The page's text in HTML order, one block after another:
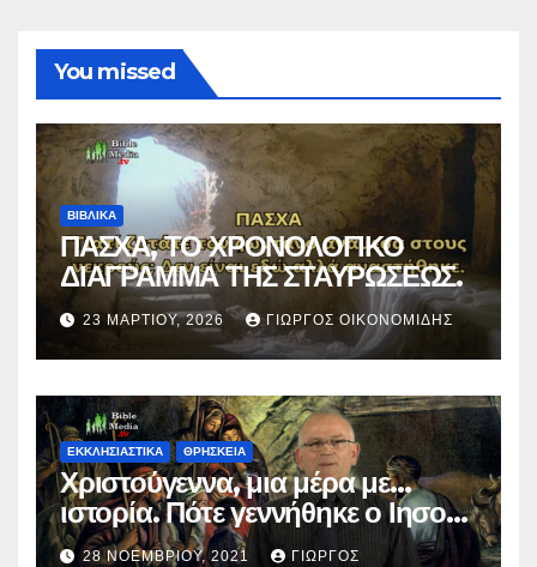
You missed
ΒΙΒΛΙΚΑ
ΠΑΣΧΑ, ΤΟ ΧΡΟΝΟΛΟΓΙΚΟ
ΔΙΑΓΡΑΜΜΑ ΤΗΣ ΣΤΑΥΡΩΣΕΩΣ.
23 ΜΑΡΤΊΟΥ, 2026 ΓΙΏΡΓΟΣ ΟΙΚΟΝΟΜΊΔΗΣ
ΕΚΚΛΗΣΙΑΣΤΙΚΑ ΘΡΗΣΚΕΙΑ
Χριστούγεννα, μια μέρα με…
ιστορία. Πότε γεννήθηκε ο Ιησούς
Χριστός; (Βίντεο).
28 ΝΟΕΜΒΡΊΟΥ, 2021 ΓΙΏΡΓΟΣ